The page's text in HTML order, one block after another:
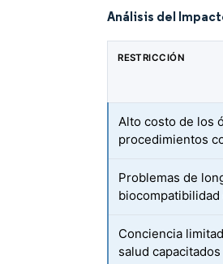
Análisis del
RESTRICCIÓN
Alto costo de los
procedimientos
Problemas de
Conciencia
salud capacitados